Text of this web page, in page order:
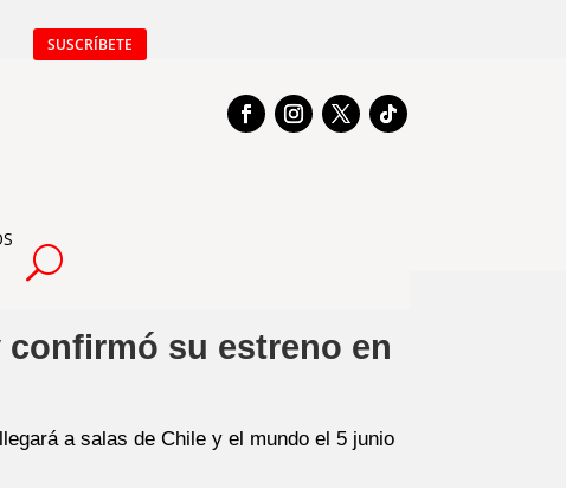
SUSCRÍBETE
su estreno en
a salas de Chile y el mundo el 5 junio